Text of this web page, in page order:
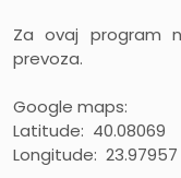
Za ovaj program
prevoza.
Google maps:
Latitude: 40.08069
Longitude: 23.97957